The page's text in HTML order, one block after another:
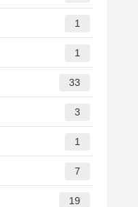
1
1
33
3
1
7
19